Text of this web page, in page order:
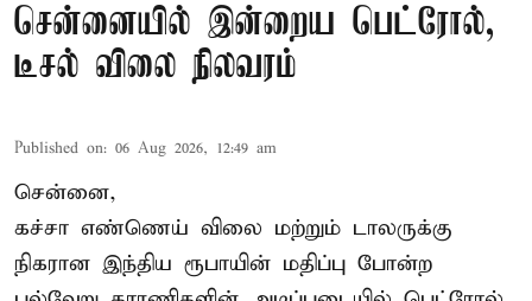
சென்னையில் இன்றைய பெட்ரோல்,
டீசல் விலை நிலவரம்
Published on: 06 Aug 2026, 12:49 am
சென்னை,
கச்சா எண்ணெய் விலை மற்றும் டாலருக்கு
நிகரான இந்திய ரூபாயின் மதிப்பு போன்ற